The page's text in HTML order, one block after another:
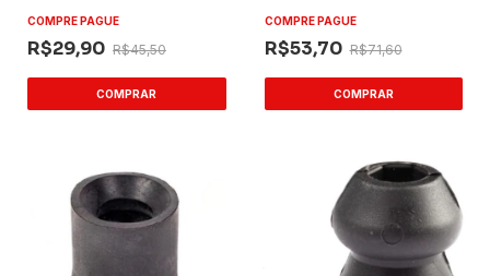
Apache
COMPRE PAGUE
R$29,90 R$45,50
COMPRE PAGUE
R$53,70 R$71,60